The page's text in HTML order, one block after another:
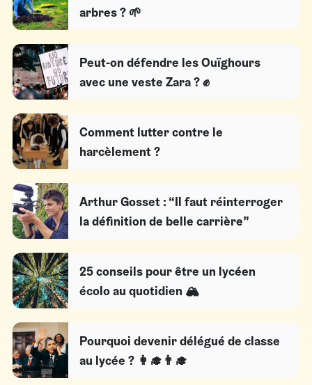
arbres ? 🌱
Peut-on défendre les Ouïghours
avec une veste Zara ? ✊
Comment lutter contre le
harcèlement ?
Arthur Gosset : “Il faut réinterroger
la définition de belle carrière”
25 conseils pour être un lycéen
écolo au quotidien 🏔
Pourquoi devenir délégué de classe
au lycée ? 👩‍🎓👨‍🎓